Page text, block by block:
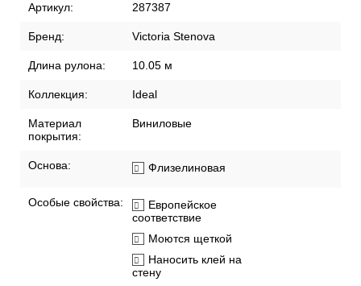
Артикул: 287387
Бренд: Victoria Stenova
Длина рулона: 10.05 м
Коллекция: Ideal
Материал
покрытия:
Виниловые
Основа: Флизелиновая
Особые свойства:
Европейское
соответствие
Моются щеткой
Наносить клей на
стену